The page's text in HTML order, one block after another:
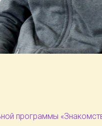
программы